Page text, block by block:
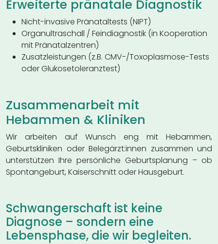
Erweiterte pränatale Diagnostik
Nicht-invasive Pränataltests (NIPT)
Organultraschall / Feindiagnostik (in Kooperation
mit Pränatalzentren)
Zusatzleistungen (z.B. CMV-/Toxoplasmose-Tests
oder Glukosetoleranztest)
Zusammenarbeit mit
Hebammen & Kliniken
Wir arbeiten auf Wunsch eng mit Hebammen,
Geburtskliniken oder Belegärzt:innen zusammen und
unterstützen Ihre persönliche Geburtsplanung – ob
Spontangeburt, Kaiserschnitt oder Hausgeburt.
Schwangerschaft ist keine
Diagnose – sondern eine
Lebensphase, die wir begleiten.